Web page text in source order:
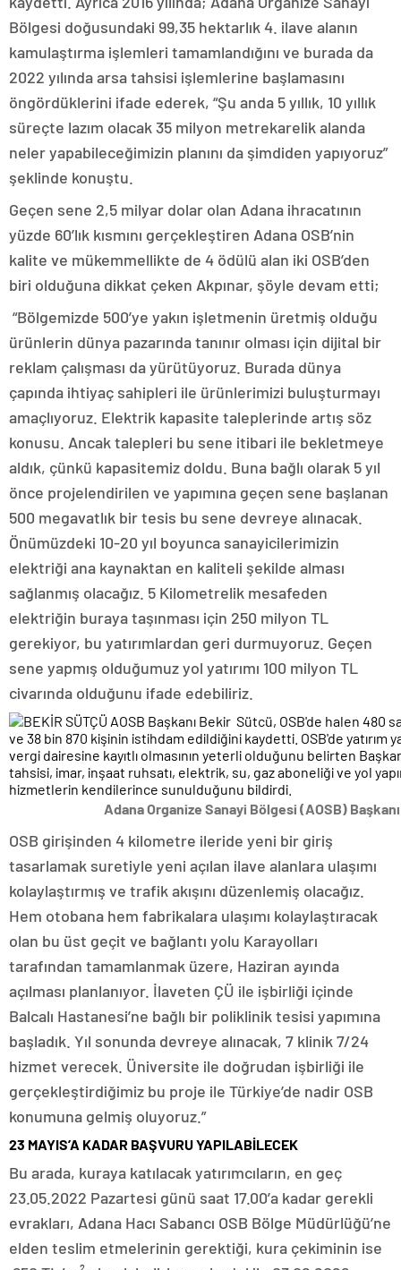
Bölgesi doğusundaki 99,35 hektarlık 4. ilave alanın
kamulaştırma işlemleri tamamlandığını ve burada da
2022 yılında arsa tahsisi işlemlerine başlamasını
öngördüklerini ifade ederek, “Şu anda 5 yıllık, 10 yıllık
süreçte lazım olacak 35 milyon metrekarelik alanda
neler yapabileceğimizin planını da şimdiden yapıyoruz”
şeklinde konuştu.
Geçen sene 2,5 milyar dolar olan Adana ihracatının
yüzde 60’lık kısmını gerçekleştiren Adana OSB’nin
kalite ve mükemmellikte de 4 ödülü alan iki OSB’den
biri olduğuna dikkat çeken Akpınar, şöyle devam etti;
“Bölgemizde 500’ye yakın işletmenin üretmiş olduğu
ürünlerin dünya pazarında tanınır olması için dijital bir
reklam çalışması da yürütüyoruz. Burada dünya
çapında ihtiyaç sahipleri ile ürünlerimizi buluşturmayı
amaçlıyoruz. Elektrik kapasite taleplerinde artış söz
konusu. Ancak talepleri bu sene itibari ile bekletmeye
aldık, çünkü kapasitemiz doldu. Buna bağlı olarak 5 yıl
önce projelendirilen ve yapımına geçen sene başlanan
500 megavatlık bir tesis bu sene devreye alınacak.
Önümüzdeki 10-20 yıl boyunca sanayicilerimizin
elektriği ana kaynaktan en kaliteli şekilde alması
sağlanmış olacağız. 5 Kilometrelik mesafeden
elektriğin buraya taşınması için 250 milyon TL
gerekiyor, bu yatırımlardan geri durmuyoruz. Geçen
sene yapmış olduğumuz yol yatırımı 100 milyon TL
civarında olduğunu ifade edebiliriz.
Adana Organize Sanayi Bölgesi (AOSB) Başkanı
OSB girişinden 4 kilometre ileride yeni bir giriş
tasarlamak suretiyle yeni açılan ilave alanlara ulaşımı
kolaylaştırmış ve trafik akışını düzenlemiş olacağız.
Hem otobana hem fabrikalara ulaşımı kolaylaştıracak
olan bu üst geçit ve bağlantı yolu Karayolları
tarafından tamamlanmak üzere, Haziran ayında
açılması planlanıyor. İlaveten ÇÜ ile işbirliği içinde
Balcalı Hastanesi’ne bağlı bir poliklinik tesisi yapımına
başladık. Yıl sonunda devreye alınacak, 7 klinik 7/24
hizmet verecek. Üniversite ile doğrudan işbirliği ile
gerçekleştirdiğimiz bu proje ile Türkiye’de nadir OSB
konumuna gelmiş oluyoruz.”
23 MAYIS’A KADAR BAŞVURU YAPILABİLECEK
Bu arada, kuraya katılacak yatırımcıların, en geç
23.05.2022 Pazartesi günü saat 17.00’a kadar gerekli
evrakları, Adana Hacı Sabancı OSB Bölge Müdürlüğü’ne
elden teslim etmelerinin gerektiği, kura çekiminin ise